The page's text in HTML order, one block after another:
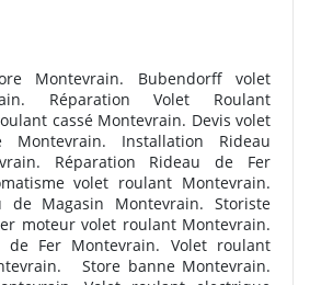
Montevrain. Bubendorff volet
Réparation Volet Roulant
cassé Montevrain. Devis volet
Montevrain. Installation Rideau
Réparation Rideau de Fer
volet roulant Montevrain.
de Magasin Montevrain. Storiste
moteur volet roulant Montevrain.
de Fer Montevrain. Volet roulant
Store banne Montevrain.